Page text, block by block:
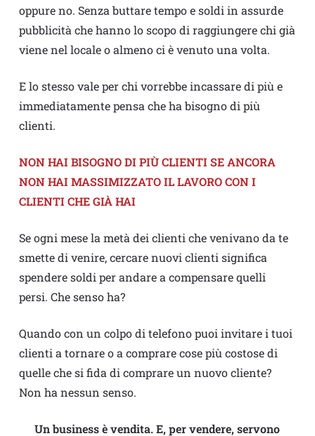
oppure no. Senza buttare tempo e soldi in assurde
pubblicità che hanno lo scopo di raggiungere chi già
viene nel locale o almeno ci è venuto una volta.
E lo stesso vale per chi vorrebbe incassare di più e
immediatamente pensa che ha bisogno di più
clienti.
NON HAI BISOGNO DI PIÙ CLIENTI SE ANCORA
NON HAI MASSIMIZZATO IL LAVORO CON I
CLIENTI CHE GIÀ HAI
Se ogni mese la metà dei clienti che venivano da te
smette di venire, cercare nuovi clienti significa
spendere soldi per andare a compensare quelli
persi. Che senso ha?
Quando con un colpo di telefono puoi invitare i tuoi
clienti a tornare o a comprare cose più costose di
quelle che si fida di comprare un nuovo cliente?
Non ha nessun senso.
Un business è vendita. E, per vendere, servono